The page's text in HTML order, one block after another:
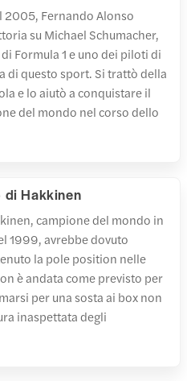
2005, Fernando Alonso
su Michael Schumacher,
Formula 1 e uno dei piloti di
di questo sport. Si trattò della
e lo aiutò a conquistare il
del mondo nel corso dello
Hakkinen
campione del mondo in
1999, avrebbe dovuto
la pole position nelle
è andata come previsto per
per una sosta ai box non
inaspettata degli